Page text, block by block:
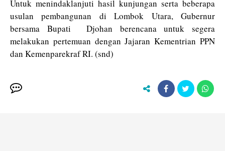
Untuk menindaklanjuti hasil kunjungan serta beberapa
usulan pembangunan di Lombok Utara, Gubernur
bersama Bupati Djohan berencana untuk segera
melakukan pertemuan dengan Jajaran Kementrian PPN
dan Kemenparekraf RI. (snd)